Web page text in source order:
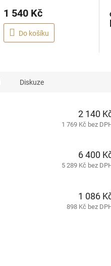
1 540 Kč
Do košíku
Diskuze
2 140
1 769 Kč bez
6 400
5 289 Kč bez
1 086
898 Kč bez